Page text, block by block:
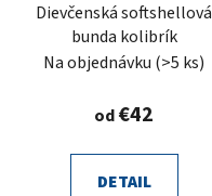
Dievčenská softshellová
bunda kolibrík
Na objednávku (>5 ks)
od€42
DETAIL